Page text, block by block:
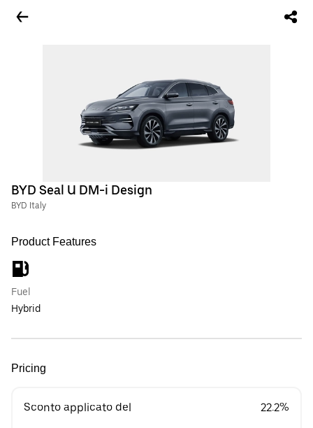
BYD Seal U DM-i Design
BYD Italy
Product Features
Fuel
Hybrid
Pricing
Sconto applicato del 22.2%